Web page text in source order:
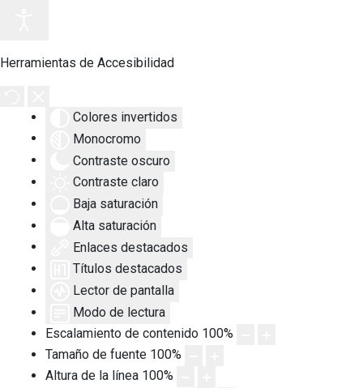
Herramientas de Accesibilidad
Colores invertidos
Monocromo
Contraste oscuro
Contraste claro
Baja saturación
Alta saturación
Enlaces destacados
Títulos destacados
Lector de pantalla
Modo de lectura
Escalamiento de contenido 100%
Tamaño de fuente 100%
Altura de la línea 100%